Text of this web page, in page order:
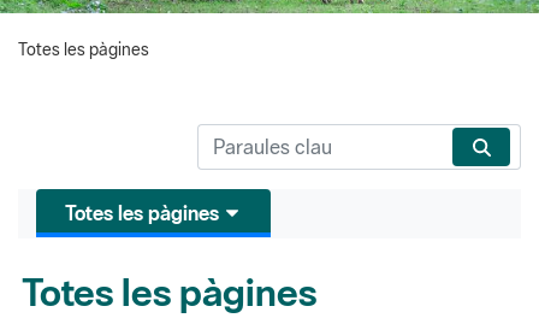
Totes les pàgines
Totes les pàgines
Totes les pàgines